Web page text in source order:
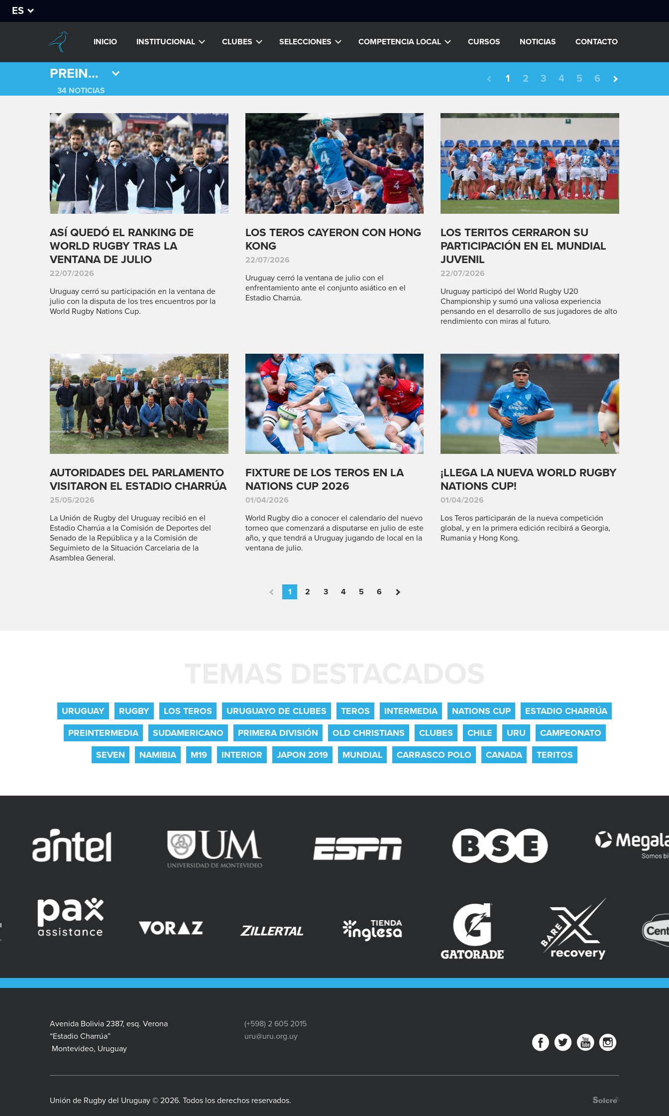
ES
INICIO INSTITUCIONAL CLUBES SELECCIONES COMPETENCIA LOCAL CURSOS NOTICIAS CONTACTO
PREINTERMEDIA
34 NOTICIAS
1 2 3 4 5 6
ASÍ QUEDÓ EL RANKING DE
WORLD RUGBY TRAS LA
VENTANA DE JULIO
22/07/2026
Uruguay cerró su participación en la ventana de
julio con la disputa de los tres encuentros por la
World Rugby Nations Cup.
LOS TEROS CAYERON CON HONG
KONG
22/07/2026
Uruguay cerró la ventana de julio con el
enfrentamiento ante el conjunto asiático en el
Estadio Charrúa.
LOS TERITOS CERRARON SU
PARTICIPACIÓN EN EL MUNDIAL
JUVENIL
22/07/2026
Uruguay participó del World Rugby U20
Championship y sumó una valiosa experiencia
pensando en el desarrollo de sus jugadores de alto
rendimiento con miras al futuro.
AUTORIDADES DEL PARLAMENTO
VISITARON EL ESTADIO CHARRÚA
25/05/2026
La Unión de Rugby del Uruguay recibió en el
Estadio Charrúa a la Comisión de Deportes del
Senado de la República y a la Comisión de
Seguimieto de la Situación Carcelaria de la
Asamblea General.
FIXTURE DE LOS TEROS EN LA
NATIONS CUP 2026
01/04/2026
World Rugby dio a conocer el calendario del nuevo
torneo que comenzará a disputarse en julio de este
año, y que tendrá a Uruguay jugando de local en la
ventana de julio.
¡LLEGA LA NUEVA WORLD RUGBY
NATIONS CUP!
01/04/2026
Los Teros participarán de la nueva competición
global, y en la primera edición recibirá a Georgia,
Rumania y Hong Kong.
1 2 3 4 5 6
URUGUAY RUGBY LOS TEROS URUGUAYO DE CLUBES TEROS INTERMEDIA NATIONS CUP
ESTADIO CHARRÚA
PREINTERMEDIA
SUDAMERICANO PRIMERA DIVISIÓN OLD CHRISTIANS CLUBES CHILE URU
CAMPEONATO
SEVEN
NAMIBIA M19 INTERIOR JAPON 2019 MUNDIAL CARRASCO POLO CANADA TERITOS
Avenida Bolivia 2387, esq. Verona
“Estadio Charrúa”
Montevideo, Uruguay
(+598) 2 605 2015
uru@uru.org.uy
Unión de Rugby del Uruguay © 2026. Todos los derechos reservados.